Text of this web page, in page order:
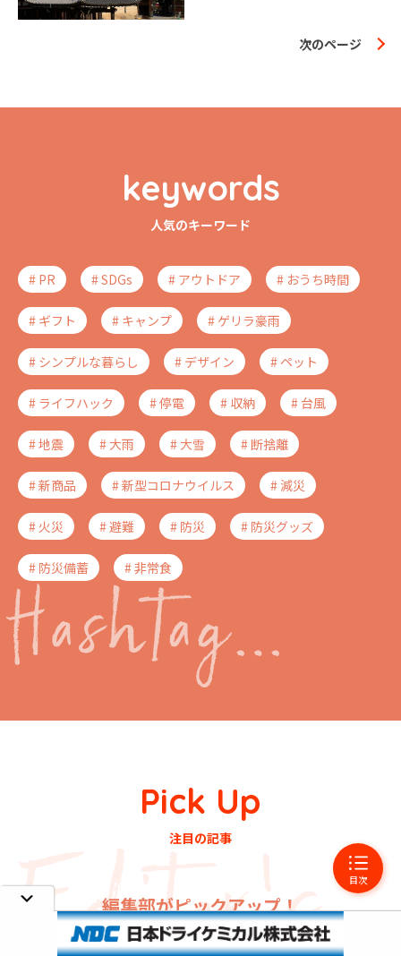
次のページ
目次
keywords
人気のキーワード
# PR # SDGs # アウトドア # おうち時間
# ギフト # キャンプ # ゲリラ豪雨
# シンプルな暮らし # デザイン # ペット
# ライフハック # 停電 # 収納 # 台風
# 地震 # 大雨 # 大雪 # 断捨離
# 新商品 # 新型コロナウイルス # 減災
# 火災 # 避難 # 防災 # 防災グッズ
# 防災備蓄 # 非常食
Pick Up
注目の記事
編集部がピックアップ！
すぐに読みたい旬の記事